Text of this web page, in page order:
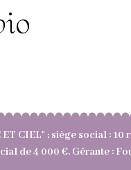
ET CIEL" ; siège social :
de 4 000 €. Gérante :